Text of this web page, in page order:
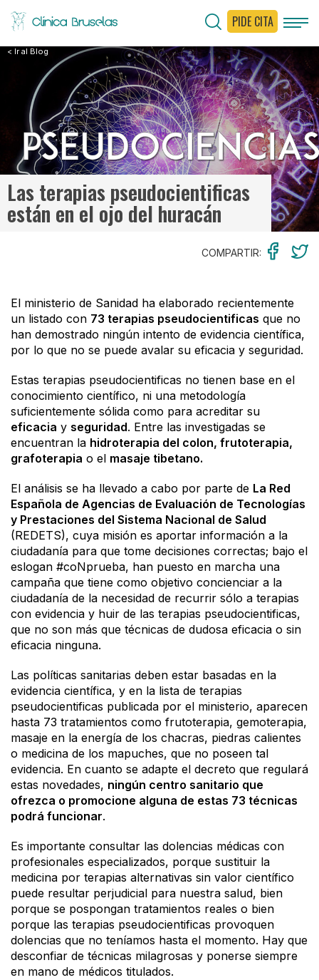
PIDE CITA
< Ir al Blog
Las terapias pseudocientificas
están en el ojo del huracán
COMPARTIR:
El ministerio de Sanidad ha elaborado recientemente
un listado con 73 terapias pseudocientificas que no
han demostrado ningún intento de evidencia científica,
por lo que no se puede avalar su eficacia y seguridad.
Estas terapias pseudocientificas no tienen base en el
conocimiento científico, ni una metodología
suficientemente sólida como para acreditar su
eficacia y seguridad. Entre las investigadas se
encuentran la hidroterapia del colon, frutoterapia,
grafoterapia o el masaje tibetano.
El análisis se ha llevado a cabo por parte de La Red
Española de Agencias de Evaluación de Tecnologías
y Prestaciones del Sistema Nacional de Salud
(REDETS), cuya misión es aportar información a la
ciudadanía para que tome decisiones correctas; bajo el
eslogan #coNprueba, han puesto en marcha una
campaña que tiene como objetivo concienciar a la
ciudadanía de la necesidad de recurrir sólo a terapias
con evidencia y huir de las terapias pseudocientificas,
que no son más que técnicas de dudosa eficacia o sin
eficacia ninguna.
Las políticas sanitarias deben estar basadas en la
evidencia científica, y en la lista de terapias
pseudocientificas publicada por el ministerio, aparecen
hasta 73 tratamientos como frutoterapia, gemoterapia,
masaje en la energía de los chacras, piedras calientes
o medicina de los mapuches, que no poseen tal
evidencia. En cuanto se adapte el decreto que regulará
estas novedades, ningún centro sanitario que
ofrezca o promocione alguna de estas 73 técnicas
podrá funcionar.
Es importante consultar las dolencias médicas con
profesionales especializados, porque sustituir la
medicina por terapias alternativas sin valor científico
puede resultar perjudicial para nuestra salud, bien
porque se pospongan tratamientos reales o bien
porque las terapias pseudocientificas provoquen
dolencias que no teníamos hasta el momento. Hay que
desconfiar de técnicas milagrosas y ponerse siempre
en mano de médicos titulados.